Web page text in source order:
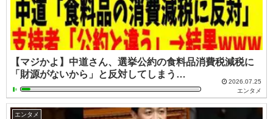
【マジかよ】中道さん、選挙公約の食料品消費税減税に
「財源がないから」と反対してしまう…
2026.07.25
エンタメ
エンタメ